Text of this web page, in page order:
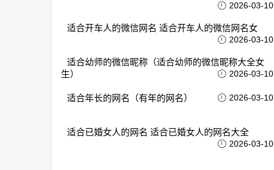
2026-03-10
适合开车人的微信网名 适合开车人的微信网名女
2026-03-10
适合幼师的微信昵称（适合幼师的微信昵称大全女
生）
2026-03-10
适合年长的网名（有年的网名） 2026-03-10
适合已婚女人的网名 适合已婚女人的网名大全
2026-03-10